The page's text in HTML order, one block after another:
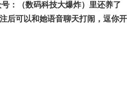
：（数码科技大爆炸）里还养了
后可以和她语音聊天打闹，逗你开